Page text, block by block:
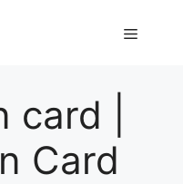
MENU
|
Card